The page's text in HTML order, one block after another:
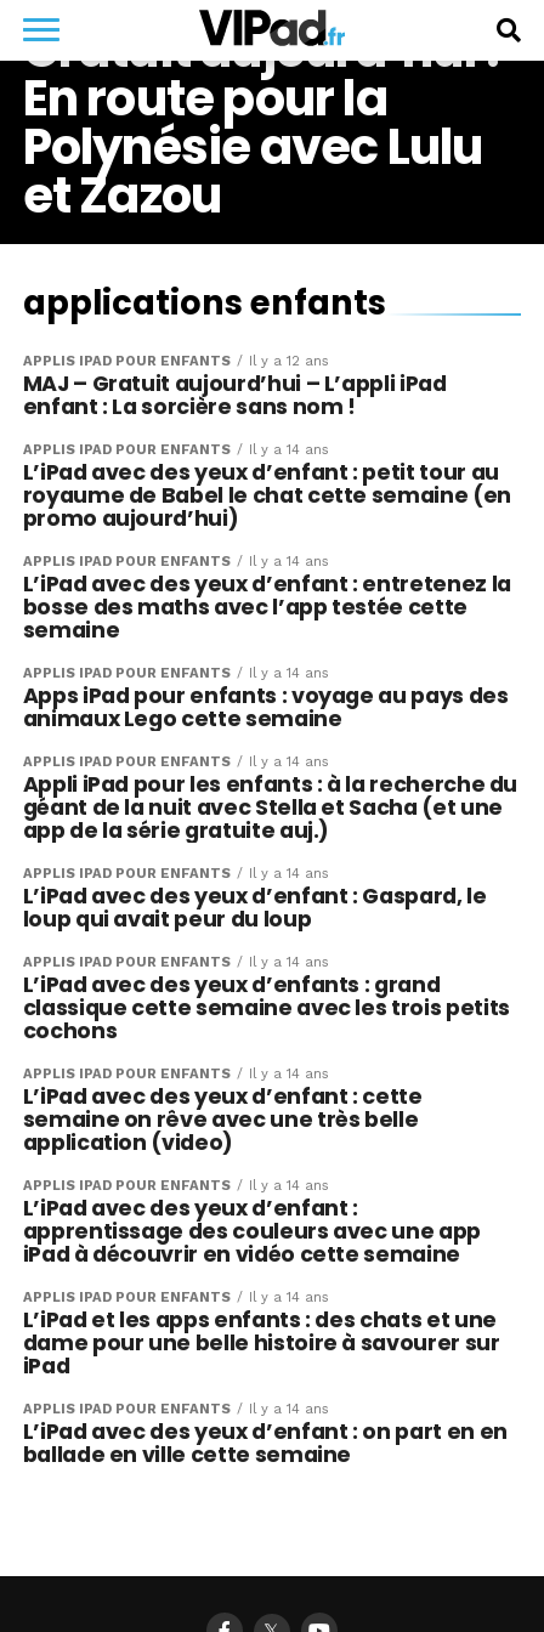
Gratuit aujourd’hui :
En route pour la
Polynésie avec Lulu
et Zazou
applications enfants
APPLIS IPAD POUR ENFANTS Il y a 12 ans
MAJ – Gratuit aujourd’hui – L’appli iPad
enfant : La sorcière sans nom !
APPLIS IPAD POUR ENFANTS Il y a 14 ans
L’iPad avec des yeux d’enfant : petit tour au
royaume de Babel le chat cette semaine (en
promo aujourd’hui)
APPLIS IPAD POUR ENFANTS Il y a 14 ans
L’iPad avec des yeux d’enfant : entretenez la
bosse des maths avec l’app testée cette
semaine
APPLIS IPAD POUR ENFANTS Il y a 14 ans
Apps iPad pour enfants : voyage au pays des
animaux Lego cette semaine
APPLIS IPAD POUR ENFANTS Il y a 14 ans
Appli iPad pour les enfants : à la recherche du
géant de la nuit avec Stella et Sacha (et une
app de la série gratuite auj.)
APPLIS IPAD POUR ENFANTS Il y a 14 ans
L’iPad avec des yeux d’enfant : Gaspard, le
loup qui avait peur du loup
APPLIS IPAD POUR ENFANTS Il y a 14 ans
L’iPad avec des yeux d’enfants : grand
classique cette semaine avec les trois petits
cochons
APPLIS IPAD POUR ENFANTS Il y a 14 ans
L’iPad avec des yeux d’enfant : cette
semaine on rêve avec une très belle
application (video)
APPLIS IPAD POUR ENFANTS Il y a 14 ans
L’iPad avec des yeux d’enfant :
apprentissage des couleurs avec une app
iPad à découvrir en vidéo cette semaine
APPLIS IPAD POUR ENFANTS Il y a 14 ans
L’iPad et les apps enfants : des chats et une
dame pour une belle histoire à savourer sur
iPad
APPLIS IPAD POUR ENFANTS Il y a 14 ans
L’iPad avec des yeux d’enfant : on part en en
ballade en ville cette semaine